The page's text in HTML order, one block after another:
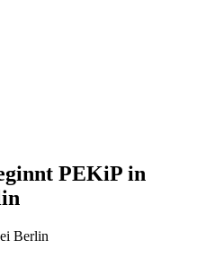
PEKiP in